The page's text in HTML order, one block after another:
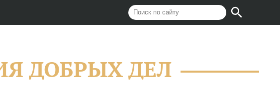
ДОБРЫХ ДЕЛ